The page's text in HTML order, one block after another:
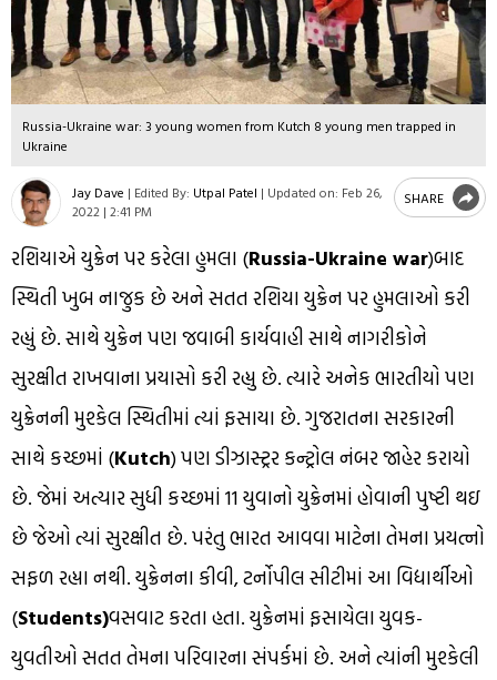
Russia-Ukraine war: 3 young women from Kutch 8 young men trapped in
Ukraine
Jay Dave | Edited By: Utpal Patel | Updated on: Feb 26,
2022 | 2:41 PM
SHARE
રશિયાએ યુક્રેન પર કરેલા હુમલા (Russia-Ukraine war)બાદ
સ્થિતી ખુબ નાજુક છે અને સતત રશિયા યુક્રેન પર હુમલાઓ કરી
રહ્યું છે. સાથે યુક્રેન પણ જવાબી કાર્યવાહી સાથે નાગરીકોને
સુરક્ષીત રાખવાના પ્રયાસો કરી રહ્યુ છે. ત્યારે અનેક ભારતીયો પણ
યુક્રેનની મુશ્કેલ સ્થિતીમાં ત્યાં ફસાયા છે. ગુજરાતના સરકારની
સાથે કચ્છમાં (Kutch) પણ ડીઝાસ્ટ્રર કન્ટ્રોલ નંબર જાહેર કરાયો
છે. જેમાં અત્યાર સુધી કચ્છમાં 11 યુવાનો યુક્રેનમાં હોવાની પુષ્ટી થઇ
છે જેઓ ત્યાં સુરક્ષીત છે. પરંતુ ભારત આવવા માટેના તેમના પ્રયત્નો
સફળ રહ્યા નથી. યુક્રેનના કીવી, ટર્નોપીલ સીટીમાં આ વિદ્યાર્થીઓ
(Students)વસવાટ કરતા હતા. યુક્રેનમાં ફસાયેલા યુવક-
યુવતીઓ સતત તેમના પરિવારના સંપર્કમાં છે. અને ત્યાંની મુશ્કેલી